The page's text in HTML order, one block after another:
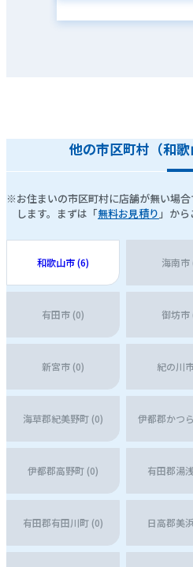
他の市区町村（和
※お住まいの市区町村に店舗が無い場
します。まずは「無料お見積り 」から
和歌山市 (6) 海南市
有田市 (0) 御坊市
新宮市 (0) 紀の川
海草郡紀美野町 (0) 伊都郡かつ
伊都郡高野町 (0) 有田郡湯
有田郡有田川町 (0) 日高郡美